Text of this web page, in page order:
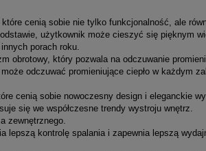
cenią sobie nie tylko funkcjonalność, ale
użytkownik może cieszyć się pięknym
porach roku.
obrotowy, który pozwala na odczuwanie
odczuwać promieniujące ciepło w każdym
cenią sobie nowoczesny design i eleganckie
się we współczesne trendy wystroju wnętrz.
zewnętrznego.
lepszą kontrolę spalania i zapewnia lepszą